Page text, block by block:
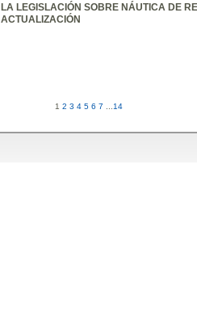
LA LEGISLACIÓN SOBRE NÁUTICA DE
ACTUALIZACIÓN
1 2 3 4 5 6 7 ...14